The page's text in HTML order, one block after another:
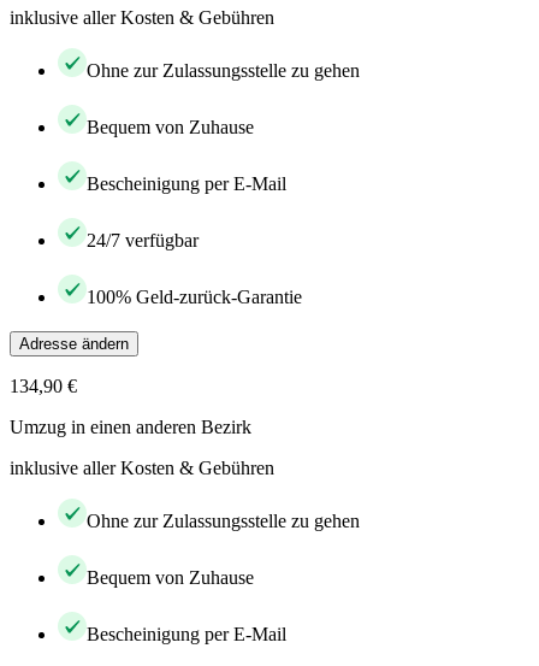
inklusive aller Kosten & Gebühren
Ohne zur Zulassungsstelle zu gehen
Bequem von Zuhause
Bescheinigung per E-Mail
24/7 verfügbar
100% Geld-zurück-Garantie
Adresse ändern
134,90 €
Umzug in einen anderen Bezirk
inklusive aller Kosten & Gebühren
Ohne zur Zulassungsstelle zu gehen
Bequem von Zuhause
Bescheinigung per E-Mail